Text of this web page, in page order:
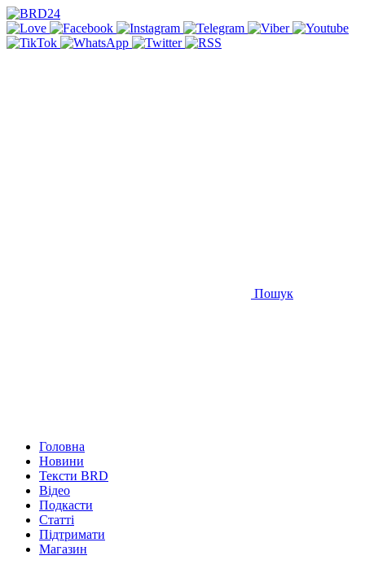
Пошук
Головна
Новини
Тексти BRD
Відео
Подкасти
Статті
Підтримати
Магазин